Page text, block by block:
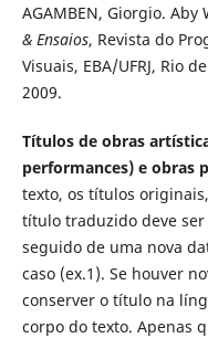
AGAMBEN, Giorgio.
& Ensaios, Revista do
Visuais, EBA/UFRJ, Rio
2009.
Títulos de obras
performances) e obras
texto, os títulos
título traduzido deve
seguido de uma nova
caso (ex.1). Se houver
conserver o título na
corpo do texto. Apenas